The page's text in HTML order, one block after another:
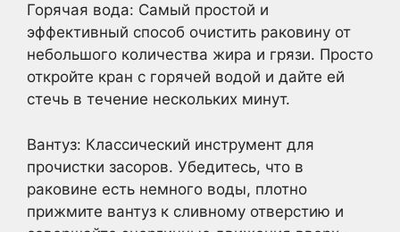
Горячая вода: Самый простой и
эффективный способ очистить раковину от
небольшого количества жира и грязи. Просто
откройте кран с горячей водой и дайте ей
стечь в течение нескольких минут.
Вантуз: Классический инструмент для
прочистки засоров. Убедитесь, что в
раковине есть немного воды, плотно
прижмите вантуз к сливному отверстию и